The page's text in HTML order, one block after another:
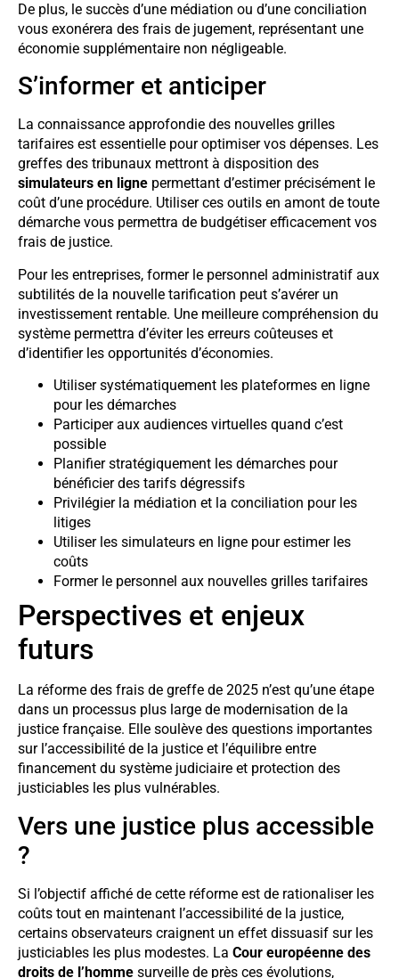
De plus, le succès d’une médiation ou d’une conciliation
vous exonérera des frais de jugement, représentant une
économie supplémentaire non négligeable.
S’informer et anticiper
La connaissance approfondie des nouvelles grilles
tarifaires est essentielle pour optimiser vos dépenses. Les
greffes des tribunaux mettront à disposition des
simulateurs en ligne permettant d’estimer précisément le
coût d’une procédure. Utiliser ces outils en amont de toute
démarche vous permettra de budgétiser efficacement vos
frais de justice.
Pour les entreprises, former le personnel administratif aux
subtilités de la nouvelle tarification peut s’avérer un
investissement rentable. Une meilleure compréhension du
système permettra d’éviter les erreurs coûteuses et
d’identifier les opportunités d’économies.
Utiliser systématiquement les plateformes en ligne
pour les démarches
Participer aux audiences virtuelles quand c’est
possible
Planifier stratégiquement les démarches pour
bénéficier des tarifs dégressifs
Privilégier la médiation et la conciliation pour les
litiges
Utiliser les simulateurs en ligne pour estimer les
coûts
Former le personnel aux nouvelles grilles tarifaires
Perspectives et enjeux
futurs
La réforme des frais de greffe de 2025 n’est qu’une étape
dans un processus plus large de modernisation de la
justice française. Elle soulève des questions importantes
sur l’accessibilité de la justice et l’équilibre entre
financement du système judiciaire et protection des
justiciables les plus vulnérables.
Vers une justice plus accessible
?
Si l’objectif affiché de cette réforme est de rationaliser les
coûts tout en maintenant l’accessibilité de la justice,
certains observateurs craignent un effet dissuasif sur les
justiciables les plus modestes. La Cour européenne des
droits de l’homme surveille de près ces évolutions,